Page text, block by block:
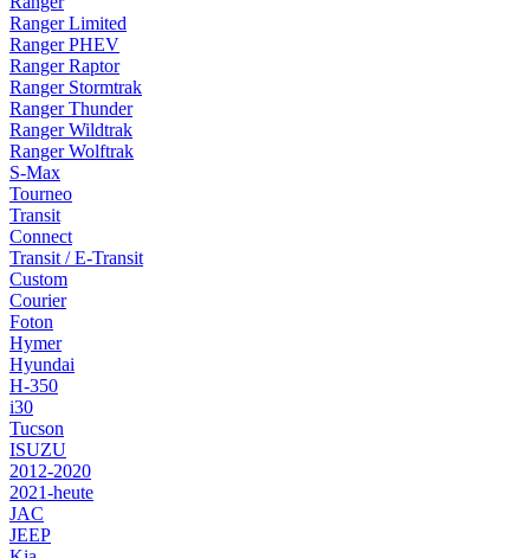
Ranger Limited
Ranger PHEV
Ranger Raptor
Ranger Stormtrak
Ranger Thunder
Ranger Wildtrak
Ranger Wolftrak
S-Max
Tourneo
Transit
Connect
Transit / E-Transit
Custom
Courier
Foton
Hymer
Hyundai
H-350
i30
Tucson
ISUZU
2012-2020
2021-heute
JAC
JEEP